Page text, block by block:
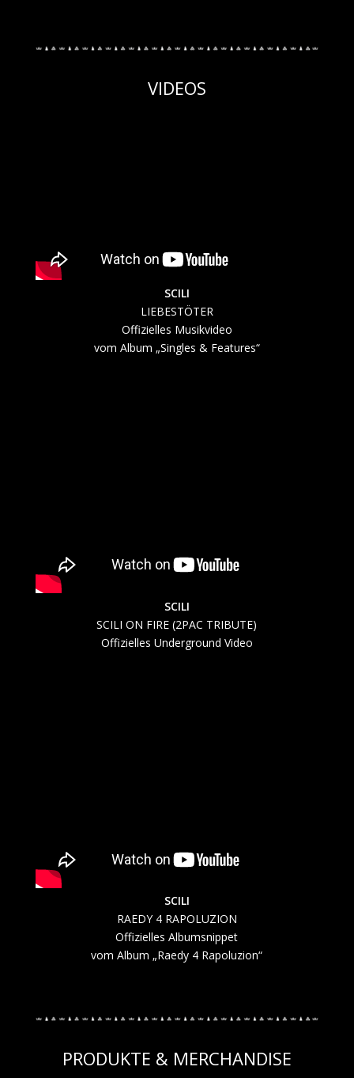
VIDEOS
SCILI
LIEBESTÖTER
Offizielles Musikvideo
vom Album „Singles & Features“
SCILI
SCILI ON FIRE (2PAC TRIBUTE)
Offizielles Underground Video
SCILI
RAEDY 4 RAPOLUZION
Offizielles Albumsnippet
vom Album „Raedy 4 Rapoluzion“
PRODUKTE & MERCHANDISE